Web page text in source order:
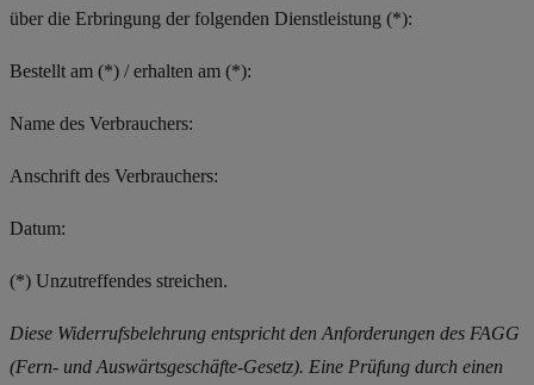
über die Erbringung der folgenden Dienstleistung (*):
Bestellt am (*) / erhalten am (*):
Name des Verbrauchers:
Anschrift des Verbrauchers:
Datum:
(*) Unzutreffendes streichen.
Diese Widerrufsbelehrung entspricht den Anforderungen des FAGG
(Fern- und Auswärtsgeschäfte-Gesetz). Eine Prüfung durch einen